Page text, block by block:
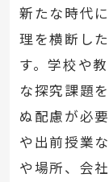
新たな時代
理を横断し
す。学校や
な探究課題
ぬ配慮が必
や出前授業
や場所、会